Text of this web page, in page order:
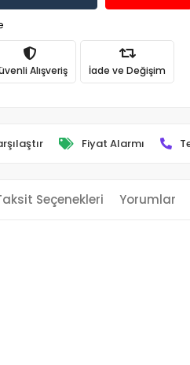
Alışveriş İade ve Değişim
Fiyat Alarmı
Seçenekleri Yorumlar